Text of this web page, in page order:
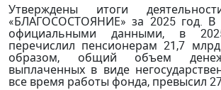
Утверждены итоги
«БЛАГОСОСТОЯНИЕ» за 2025 год. В
официальными данными, в
перечислил пенсионерам 21,7
образом, общий объем
выплаченных в виде
все время работы фонда, превысил